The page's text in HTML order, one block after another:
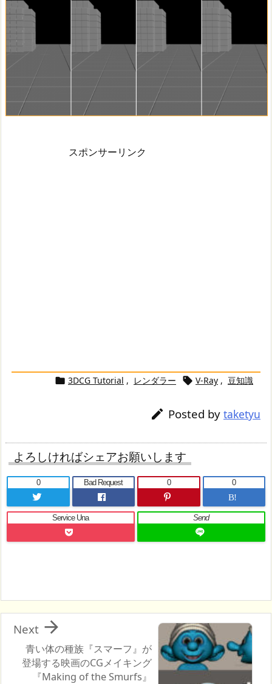
スポンサーリンク
 3DCG Tutorial , レンダラー  V-Ray , 豆知識
 Posted by taketyu
よろしければシェアお願いします
0 Bad Request
0
B!
0
Service Una Send
青い体の種族『スマーフ』が
登場する映画のCGメイキング
『Making of the Smurfs』

Next